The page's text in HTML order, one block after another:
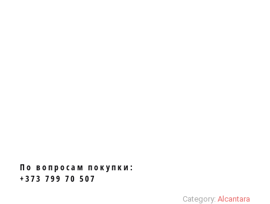
По вопросам покупки:
+373 799 70 507
Category: Alcantara